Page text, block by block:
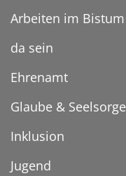
Arbeiten im Bistum
da sein
Ehrenamt
Glaube & Seelsorge
Inklusion
Jugend